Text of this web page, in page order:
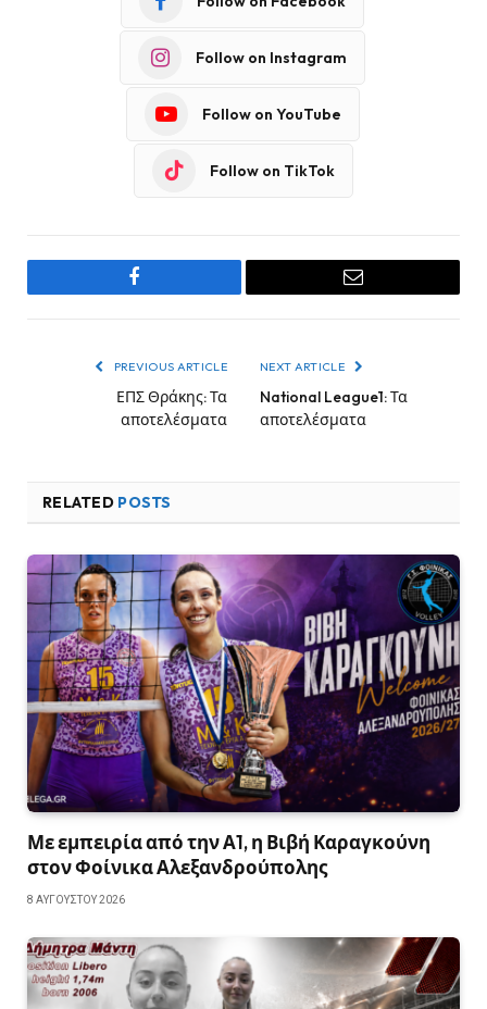
Follow on Instagram
Follow on YouTube
Follow on TikTok
Facebook Email
PREVIOUS ARTICLE
ΕΠΣ Θράκης: Τα
αποτελέσματα
NEXT ARTICLE
National League1: Τα
αποτελέσματα
RELATED POSTS
Με εμπειρία από την Α1, η Βιβή Καραγκούνη
στον Φοίνικα Αλεξανδρούπολης
8 ΑΥΓΟΎΣΤΟΥ 2026